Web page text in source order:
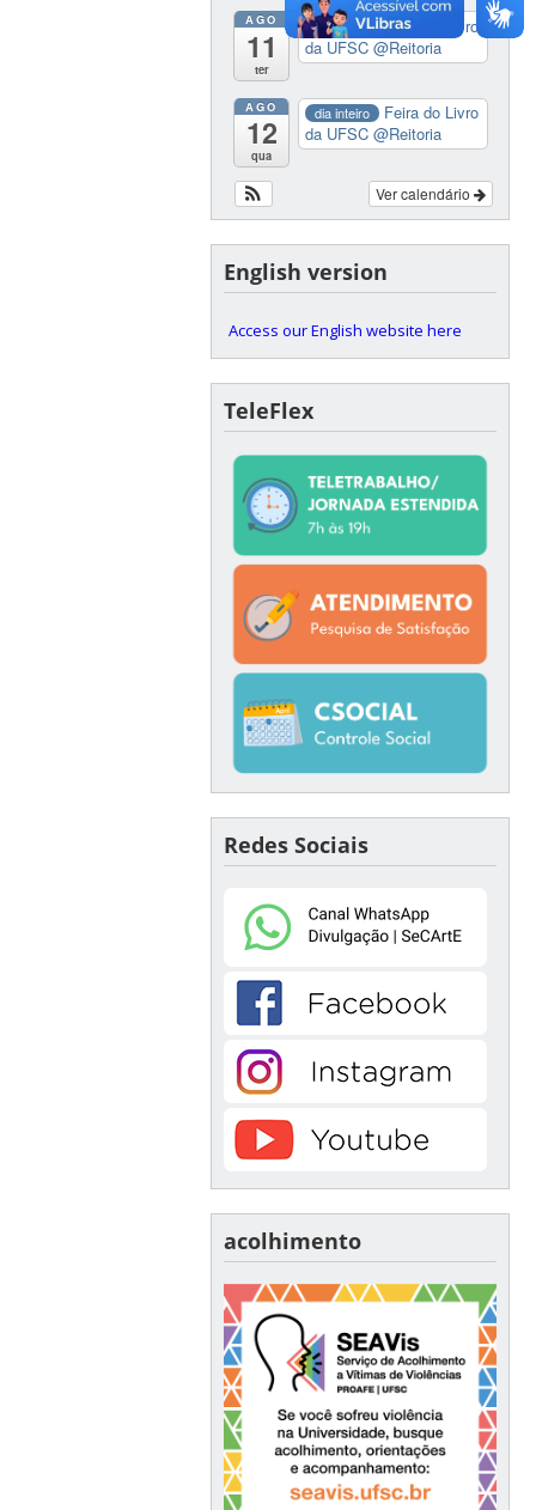
AGO
11
ter
dia inteiro
Feira do Livro
da UFSC@Reitoria
AGO
12
qua
dia inteiro
Feira do Livro
da UFSC@Reitoria
Ver calendário
English version
Access our English website here
TeleFlex
Redes Sociais
acolhimento